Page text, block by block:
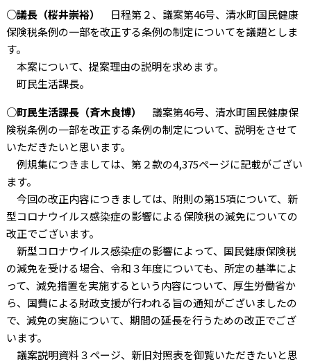
○議長（桜井崇裕）
日程第２、議案第46号、清水町国民健康
保険税条例の一部を改正する条例の制定についてを議題としま
す。
本案について、提案理由の説明を求めます。
町民生活課長。
○町民生活課長（斉木良博）
議案第46号、清水町国民健康保
険税条例の一部を改正する条例の制定について、説明をさせて
いただきたいと思います。
例規集につきましては、第２款の4,375ページに記載がござい
ます。
今回の改正内容につきましては、附則の第15項について、新
型コロナウイルス感染症の影響による保険税の減免についての
改正でございます。
新型コロナウイルス感染症の影響によって、国民健康保険税
の減免を受ける場合、令和３年度についても、所定の基準によ
って、減免措置を実施するという内容について、厚生労働省か
ら、国費による財政支援が行われる旨の通知がございましたの
で、減免の実施について、期間の延長を行うための改正でござ
います。
議案説明資料３ページ、新旧対照表を御覧いただきたいと思